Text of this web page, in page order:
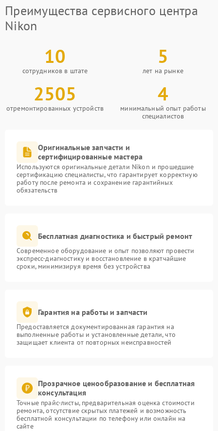
Преимущества сервисного центра
Nikon
10
сотрудников в штате
5
лет на рынке
2505
отремонтированных устройств
4
минимальный опыт работы
специалистов
Оригинальные запчасти и
сертифицированные мастера
Используются оригинальные детали Nikon и прошедшие
сертификацию специалисты, что гарантирует корректную
работу после ремонта и сохранение гарантийных
обязательств
Бесплатная диагностика и быстрый ремонт
Современное оборудование и опыт позволяют провести
экспресс-диагностику и восстановление в кратчайшие
сроки, минимизируя время без устройства
Гарантия на работы и запчасти
Предоставляется документированная гарантия на
выполненные работы и установленные детали, что
защищает клиента от повторных неисправностей
Прозрачное ценообразование и бесплатная
консультация
Точные прайс-листы, предварительная оценка стоимости
ремонта, отсутствие скрытых платежей и возможность
бесплатной консультации по телефону или онлайн на
сайте